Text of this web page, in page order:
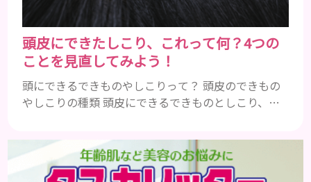
頭皮にできたしこり、これって何？4つの
ことを見直してみよう！
頭にできるできものやしこりって？ 頭皮のできもの
やしこりの種類 頭皮にできるできものとしこり、と
も違いますし、症状や種類によっても違います。まず
はどんな病気なのか、よりも、どんな種類のできも
のやしこりがあるのかを解説いきましょう。 水疱 ご